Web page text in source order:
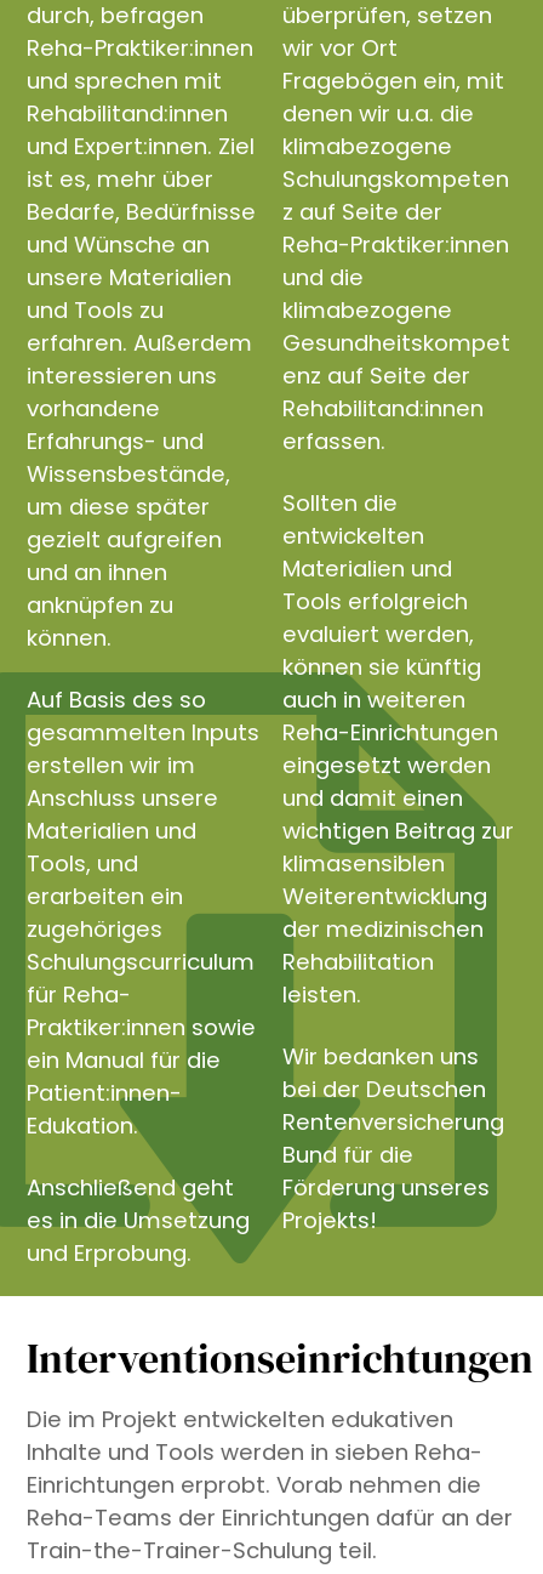
durch, befragen
Reha-Praktiker:innen
und sprechen mit
Rehabilitand:innen
und Expert:innen. Ziel
ist es, mehr über
Bedarfe, Bedürfnisse
und Wünsche an
unsere Materialien
und Tools zu
erfahren. Außerdem
interessieren uns
vorhandene
Erfahrungs- und
Wissensbestände,
um diese später
gezielt aufgreifen
und an ihnen
anknüpfen zu
können.
Auf Basis des so
gesammelten Inputs
erstellen wir im
Anschluss unsere
Materialien und
Tools, und
erarbeiten ein
zugehöriges
Schulungscurriculum
für Reha-
Praktiker:innen sowie
ein Manual für die
Patient:innen-
Edukation.
Anschließend geht
es in die Umsetzung
und Erprobung.
überprüfen, setzen
wir vor Ort
Fragebögen ein, mit
denen wir u.a. die
klimabezogene
Schulungskompeten
z auf Seite der
Reha-Praktiker:innen
und die
klimabezogene
Gesundheitskompet
enz auf Seite der
Rehabilitand:innen
erfassen.
Sollten die
entwickelten
Materialien und
Tools erfolgreich
evaluiert werden,
können sie künftig
auch in weiteren
Reha-Einrichtungen
eingesetzt werden
und damit einen
wichtigen Beitrag zur
klimasensiblen
Weiterentwicklung
der medizinischen
Rehabilitation
leisten.
Wir bedanken uns
bei der Deutschen
Rentenversicherung
Bund für die
Förderung unseres
Projekts!
Interventionseinrichtungen
Die im Projekt entwickelten edukativen
Inhalte und Tools werden in sieben Reha-
Einrichtungen erprobt. Vorab nehmen die
Reha-Teams der Einrichtungen dafür an der
Train-the-Trainer-Schulung teil.